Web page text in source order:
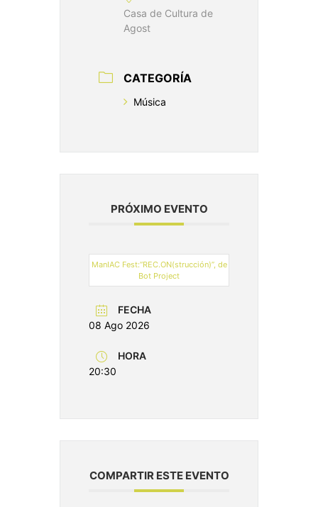
Casa de Cultura de
Agost
CATEGORÍA
Música
PRÓXIMO EVENTO
ManIAC Fest:“REC.ON(strucción)”, de
Bot Project
FECHA
08 Ago 2026
HORA
20:30
COMPARTIR ESTE EVENTO